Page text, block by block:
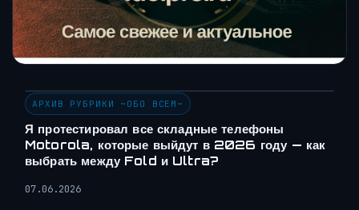
АРХИВ РУБРИКИ ~ОБО ВСЕМ~
Я протестировал все складные телефоны
Motorola, которые выйдут в 2026 году — как
выбрать между Fold и Ultra?
07.06.2026